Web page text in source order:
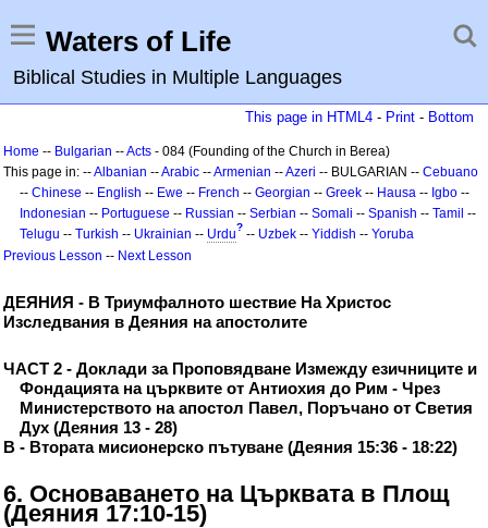
Waters of Life
Biblical Studies in Multiple Languages
This page in HTML4 - Print - Bottom
Home -- Bulgarian --Acts - 084 (Founding of the Church in Berea)
This page in: --Albanian --Arabic --Armenian --Azeri -- BULGARIAN -- Cebuano
-- Chinese -- English -- Ewe -- French -- Georgian -- Greek -- Hausa -- Igbo --
Indonesian -- Portuguese -- Russian -- Serbian -- Somali -- Spanish -- Tamil --
Telugu -- Turkish -- Ukrainian -- Urdu? -- Uzbek -- Yiddish -- Yoruba
Previous Lesson -- Next Lesson
ДЕЯНИЯ - В Триумфалното шествие На Христос
Изследвания в Деяния на апостолите
ЧАСТ 2 - Доклади за Проповядване Измежду езичниците и
Фондацията на църквите от Антиохия до Рим - Чрез
Министерството на апостол Павел, Поръчано от Светия
Дух (Деяния 13 - 28)
В - Втората мисионерско пътуване (Деяния 15:36 - 18:22)
6. Основаването на Църквата в Площ
(Деяния 17:10-15)